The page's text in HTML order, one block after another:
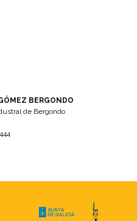
brazos invisibles
Cabañas
Cambio tela (11)
BERGONDO
de Bergondo